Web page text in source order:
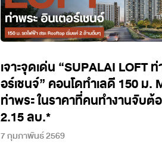
เจาะจุดเด่น “SUPALAI LOFT
อร์เชนจ์” คอนโดทำเลดี 150 ม.
ท่าพระ ในราคาที่คนทำงานจับต้อ
2.15 ลบ.*
7 กุมภาพันธ์ 2569